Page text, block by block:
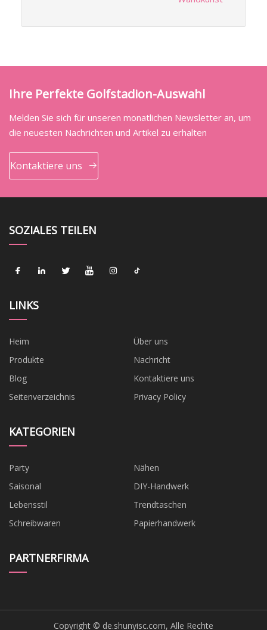
Ihre Perfekte Golfstadion-Auswahl
Melden Sie sich für unseren monatlichen Newsletter an, um
die neuesten Nachrichten und Artikel zu erhalten
Kontaktiere uns
SOZIALES TEILEN
LINKS
Heim
Über uns
Produkte
Nachricht
Blog
Kontaktiere uns
Seitenverzeichnis
Privacy Policy
KATEGORIEN
Party
Nähen
Saisonal
DIY-Handwerk
Lebensstil
Trendtaschen
Schreibwaren
Papierhandwerk
PARTNERFIRMA
Copyright © de.shunyisc.com, Alle Rechte